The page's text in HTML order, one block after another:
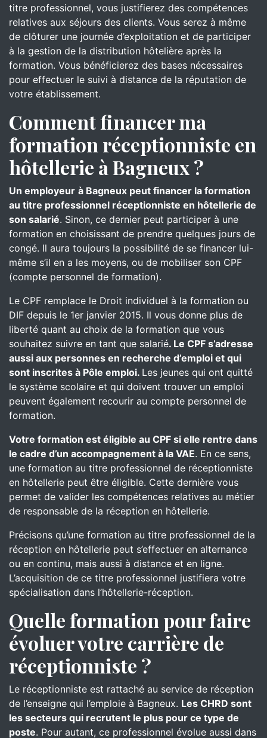
titre professionnel, vous justifierez des compétences
relatives aux séjours des clients. Vous serez à même
de clôturer une journée d’exploitation et de participer
à la gestion de la distribution hôtelière après la
formation. Vous bénéficierez des bases nécessaires
pour effectuer le suivi à distance de la réputation de
votre établissement.
Comment financer ma
formation réceptionniste en
hôtellerie à Bagneux ?
Un employeur à Bagneux peut financer la formation
au titre professionnel réceptionniste en hôtellerie de
son salarié. Sinon, ce dernier peut participer à une
formation en choisissant de prendre quelques jours de
congé. Il aura toujours la possibilité de se financer lui-
même s’il en a les moyens, ou de mobiliser son CPF
(compte personnel de formation).
Le CPF remplace le Droit individuel à la formation ou
DIF depuis le 1er janvier 2015. Il vous donne plus de
liberté quant au choix de la formation que vous
souhaitez suivre en tant que salarié. Le CPF s’adresse
aussi aux personnes en recherche d’emploi et qui
sont inscrites à Pôle emploi. Les jeunes qui ont quitté
le système scolaire et qui doivent trouver un emploi
peuvent également recourir au compte personnel de
formation.
Votre formation est éligible au CPF si elle rentre dans
le cadre d’un accompagnement à la VAE. En ce sens,
une formation au titre professionnel de réceptionniste
en hôtellerie peut être éligible. Cette dernière vous
permet de valider les compétences relatives au métier
de responsable de la réception en hôtellerie.
Précisons qu’une formation au titre professionnel de la
réception en hôtellerie peut s’effectuer en alternance
ou en continu, mais aussi à distance et en ligne.
L’acquisition de ce titre professionnel justifiera votre
spécialisation dans l’hôtellerie-réception.
Quelle formation pour faire
évoluer votre carrière de
réceptionniste ?
Le réceptionniste est rattaché au service de réception
de l’enseigne qui l’emploie à Bagneux. Les CHRD sont
les secteurs qui recrutent le plus pour ce type de
poste. Pour autant, ce professionnel évolue aussi dans